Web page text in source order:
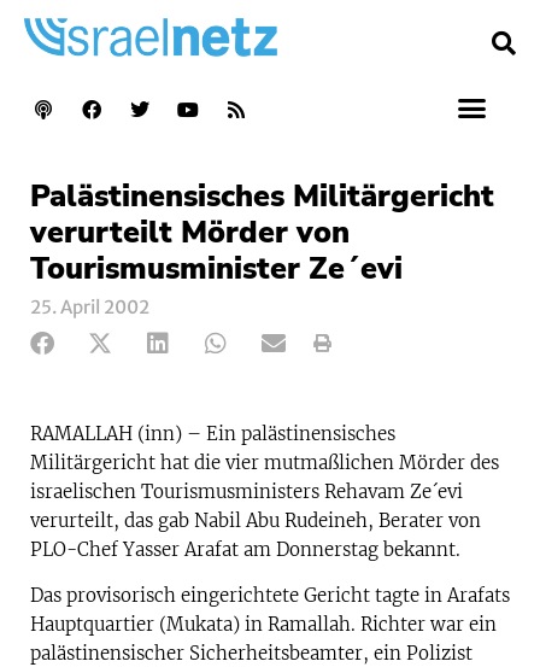
Palästinensisches Militärgericht
verurteilt Mörder von
Tourismusminister Ze´evi
25. April 2002
RAMALLAH (inn) – Ein palästinensisches
Militärgericht hat die vier mutmaßlichen Mörder des
israelischen Tourismusministers Rehavam Ze´evi
verurteilt, das gab Nabil Abu Rudeineh, Berater von
PLO-Chef Yasser Arafat am Donnerstag bekannt.
Das provisorisch eingerichtete Gericht tagte in Arafats
Hauptquartier (Mukata) in Ramallah. Richter war ein
palästinensischer Sicherheitsbeamter, ein Polizist